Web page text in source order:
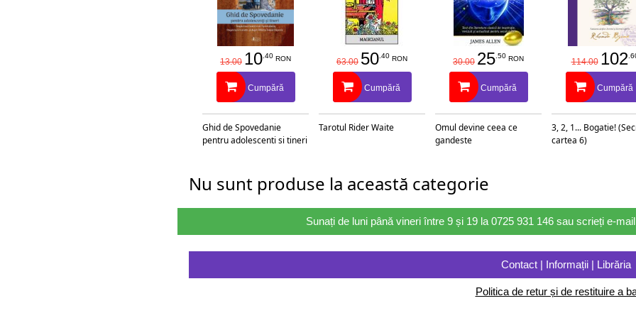
13.00 10 .40 RON
Cumpără
Ghid de Spovedanie
pentru adolescenti si tineri
63.00 50 .40 RON
Cumpără
Tarotul Rider Waite
30.00 25 .50 RON
Cumpără
Omul devine ceea ce
gandeste
114.00 102
Cumpără
3, 2, 1... Bogatie!
cartea 6)
Nu sunt produse la această categorie
Sunați de luni până vineri între 9 și 19 la 0725 931 146 sau scrieți e-
Contact | Informații | Librăria
Politica de retur și de restituire a